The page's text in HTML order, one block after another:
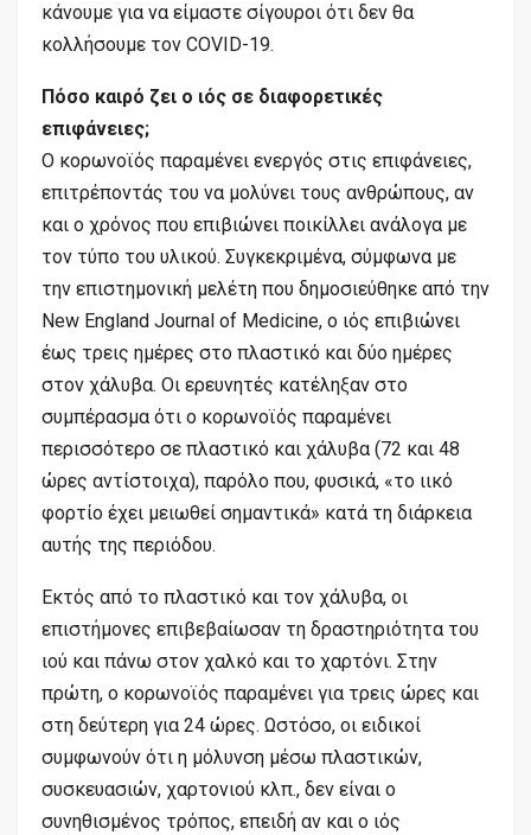
κάνουμε για να είμαστε σίγουροι ότι δεν θα
κολλήσουμε τον COVID-19.
Πόσο καιρό ζει ο ιός σε διαφορετικές
επιφάνειες;
Ο κορωνοϊός παραμένει ενεργός στις επιφάνειες,
επιτρέποντάς του να μολύνει τους ανθρώπους, αν
και ο χρόνος που επιβιώνει ποικίλλει ανάλογα με
τον τύπο του υλικού. Συγκεκριμένα, σύμφωνα με
την επιστημονική μελέτη που δημοσιεύθηκε από την
New England Journal of Medicine, ο ιός επιβιώνει
έως τρεις ημέρες στο πλαστικό και δύο ημέρες
στον χάλυβα. Οι ερευνητές κατέληξαν στο
συμπέρασμα ότι o κορωνοϊός παραμένει
περισσότερο σε πλαστικό και χάλυβα (72 και 48
ώρες αντίστοιχα), παρόλο που, φυσικά, «το ιικό
φορτίο έχει μειωθεί σημαντικά» κατά τη διάρκεια
αυτής της περιόδου.
Εκτός από το πλαστικό και τον χάλυβα, οι
επιστήμονες επιβεβαίωσαν τη δραστηριότητα του
ιού και πάνω στον χαλκό και το χαρτόνι. Στην
πρώτη, ο κορωνοϊός παραμένει για τρεις ώρες και
στη δεύτερη για 24 ώρες. Ωστόσο, οι ειδικοί
συμφωνούν ότι η μόλυνση μέσω πλαστικών,
συσκευασιών, χαρτονιού κλπ., δεν είναι ο
συνηθισμένος τρόπος, επειδή αν και ο ιός